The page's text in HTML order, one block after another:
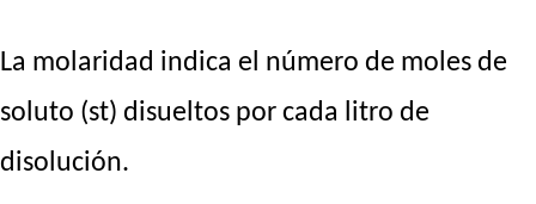
La molaridad indica el número de moles de
soluto (st) disueltos por cada litro de
disolución.